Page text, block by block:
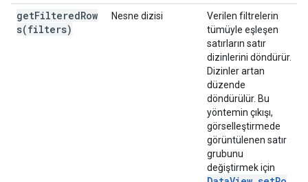
getFilteredRow
s(filters)
Nesne dizisi
Verilen filtrelerin
tümüyle eşleşen
satırların satır
dizinlerini döndürür.
Dizinler artan
düzende
döndürülür. Bu
yöntemin çıkışı,
görselleştirmede
görüntülenen satır
grubunu
değiştirmek için